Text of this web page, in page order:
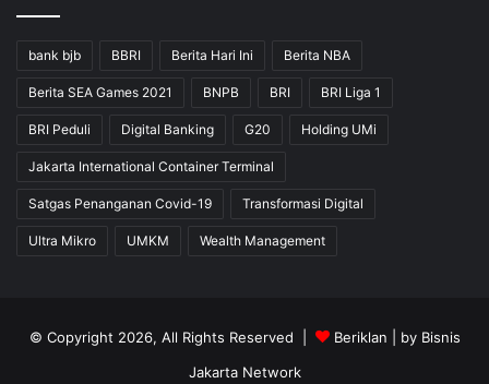
bank bjb BBRI Berita Hari Ini Berita NBA
Berita SEA Games 2021 BNPB BRI BRI Liga 1
BRI Peduli Digital Banking G20 Holding UMi
Jakarta International Container Terminal
Satgas Penanganan Covid-19 Transformasi Digital
Ultra Mikro UMKM Wealth Management
© Copyright 2026, All Rights Reserved | Beriklan | by Bisnis
Jakarta Network